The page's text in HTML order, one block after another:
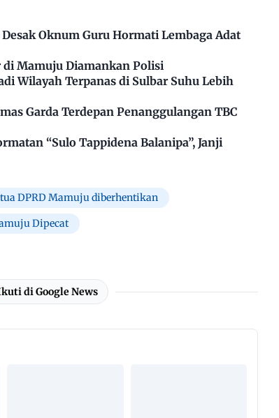
Oknum Guru Hormati Lembaga Adat
di Mamuju Diamankan Polisi
Wilayah Terpanas di Sulbar Suhu Lebih
Garda Terdepan Penanggulangan TBC
“Sulo Tappidena Balanipa”, Janji
DPRD Mamuju diberhentikan
Dipecat
di Google News